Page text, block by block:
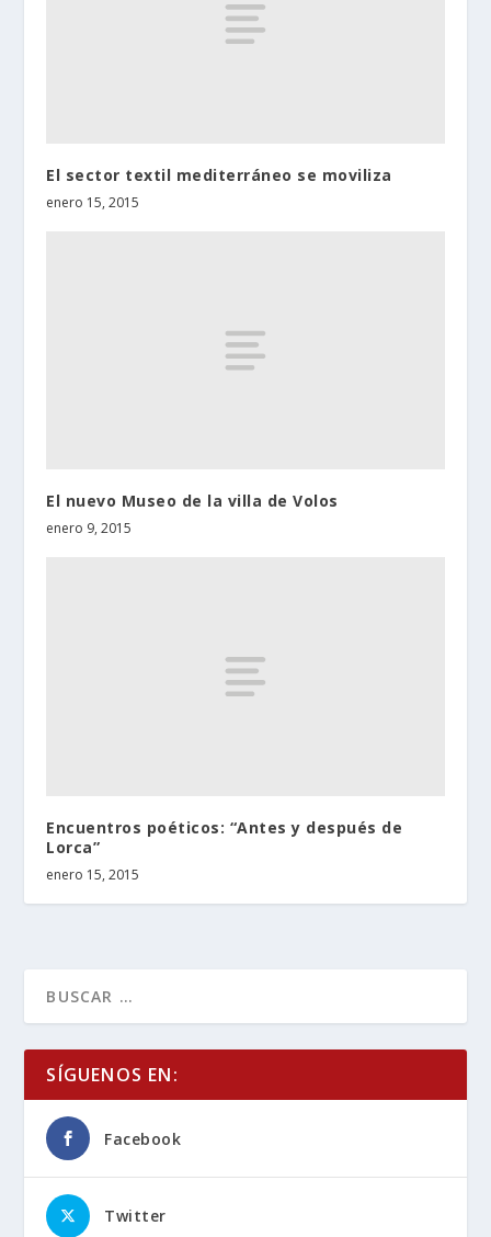
El sector textil mediterráneo se moviliza
enero 15, 2015
El nuevo Museo de la villa de Volos
enero 9, 2015
Encuentros poéticos: “Antes y después de
Lorca”
enero 15, 2015
SÍGUENOS EN:
Facebook
Twitter